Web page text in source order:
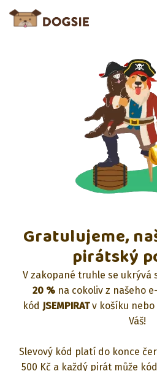
Gratulujeme,
pirátský
V zakopané truhle se ukrývá
20 % na cokoliv z našeho
kód JSEMPIRATv košíku
Váš!
Slevový kód platí do konce
500 Kč a každý pirát může